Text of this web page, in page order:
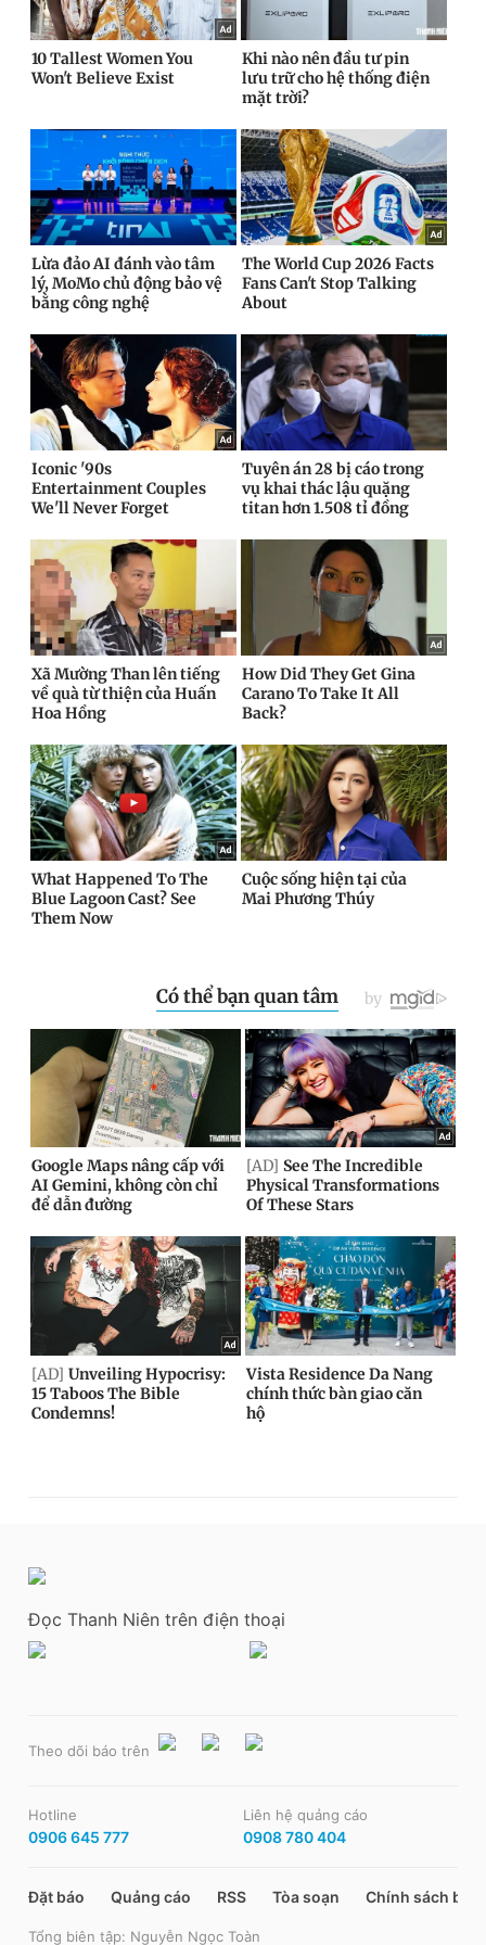
Đọc Thanh Niên trên điện thoại
Theo dõi báo trên
Hotline
0906 645 777
Liên hệ quảng cáo
0908 780 404
Đặt báo Quảng cáo RSS Tòa soạn Chính sách bảo
Tổng biên tập: Nguyễn Ngọc Toàn